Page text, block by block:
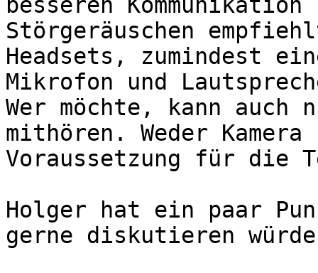
besseren
Störgeräuschen
Headsets, zumindest
Mikrofon und
Wer möchte, kann auch
mithören. Weder
Voraussetzung für die
Holger hat ein paar
gerne diskutieren